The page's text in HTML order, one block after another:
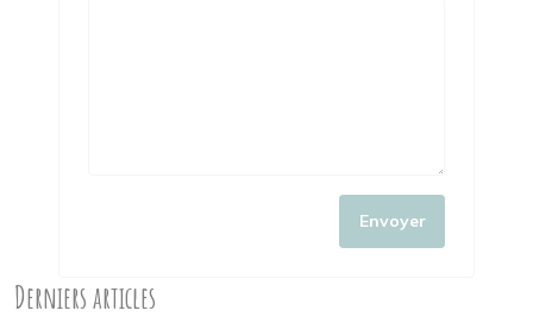
Envoyer
Derniers articles